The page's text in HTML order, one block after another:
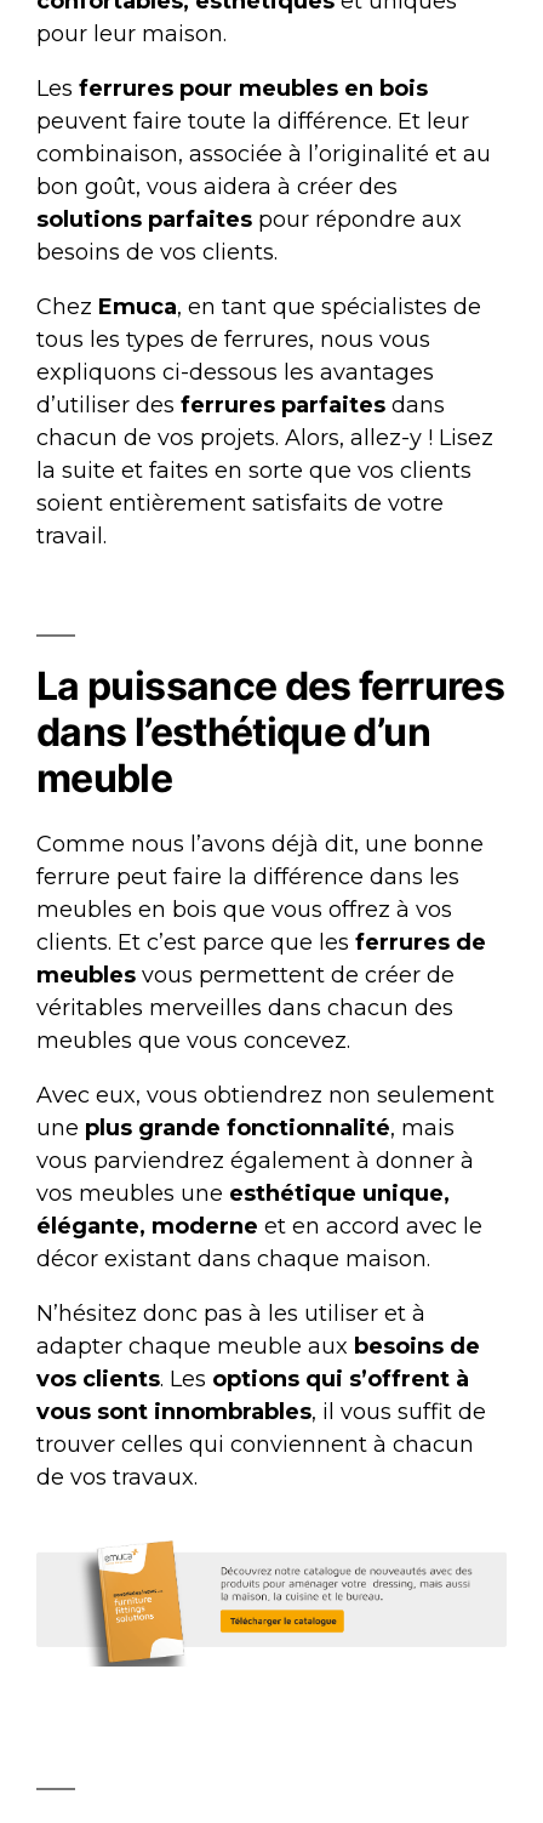
pour leur maison.
Les ferrures pour meubles en bois
peuvent faire toute la différence. Et leur
combinaison, associée à l’originalité et au
bon goût, vous aidera à créer des
solutions parfaites pour répondre aux
besoins de vos clients.
Chez Emuca, en tant que spécialistes de
tous les types de ferrures, nous vous
expliquons ci-dessous les avantages
d’utiliser des ferrures parfaites dans
chacun de vos projets. Alors, allez-y ! Lisez
la suite et faites en sorte que vos clients
soient entièrement satisfaits de votre
travail.
La puissance des ferrures
dans l’esthétique d’un
meuble
Comme nous l’avons déjà dit, une bonne
ferrure peut faire la différence dans les
meubles en bois que vous offrez à vos
clients. Et c’est parce que les ferrures de
meubles vous permettent de créer de
véritables merveilles dans chacun des
meubles que vous concevez.
Avec eux, vous obtiendrez non seulement
une plus grande fonctionnalité, mais
vous parviendrez également à donner à
vos meubles une esthétique unique,
élégante, moderne et en accord avec le
décor existant dans chaque maison.
N’hésitez donc pas à les utiliser et à
adapter chaque meuble aux besoins de
vos clients. Les options qui s’offrent à
vous sont innombrables, il vous suffit de
trouver celles qui conviennent à chacun
de vos travaux.